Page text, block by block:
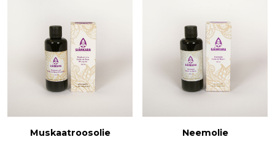
Muskaatroosolie Neemolie